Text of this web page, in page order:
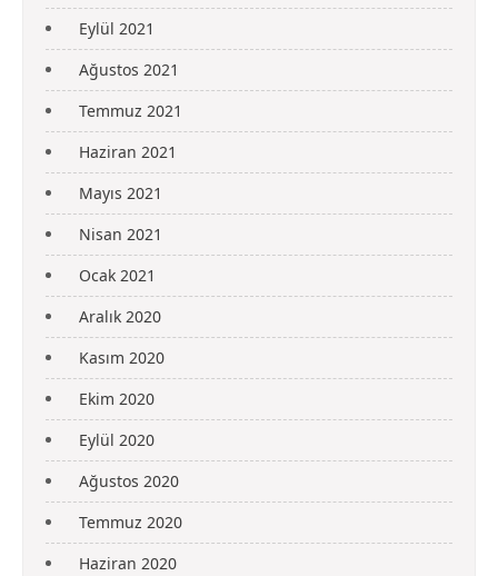
Eylül 2021
Ağustos 2021
Temmuz 2021
Haziran 2021
Mayıs 2021
Nisan 2021
Ocak 2021
Aralık 2020
Kasım 2020
Ekim 2020
Eylül 2020
Ağustos 2020
Temmuz 2020
Haziran 2020